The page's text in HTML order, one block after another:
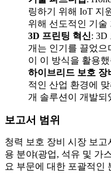
링하기 위해 IoT 지
위해 선도적인 기술
3D 프린팅 혁신: 3D
개는 인기를 끌었으
이 이 방식을 활용
하이브리드 보호 장
적인 산업 환경에
개 솔루션이 개발되
보고서 범위
청력 보호 장비 시장 보
용 분야(광업, 석유 및 가
요 부문에 대한 포괄적인